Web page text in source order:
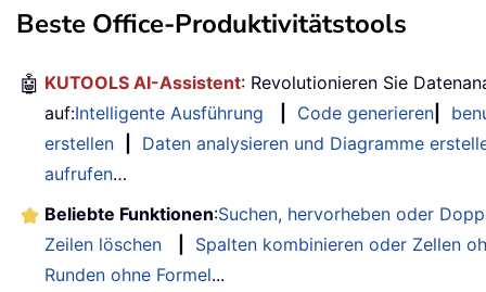
Beste Office-Produktivitätstools
🤖 KUTOOLS AI-Assistent: Revolutionieren Sie
auf:Intelligente Ausführung Code generieren
erstellen
Daten analysieren und Diagramme
aufrufen…
Beliebte Funktionen:Suchen, hervorheben oder
Zeilen löschen
Spalten kombinieren oder Zellen
Runden ohne Formel...